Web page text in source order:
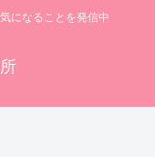
になることを発信中